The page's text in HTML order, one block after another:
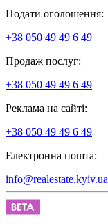
Подати оголошення:
+38 050 49 49 6 49
Продаж послуг:
+38 050 49 49 6 49
Реклама на сайті:
+38 050 49 49 6 49
Електронна пошта:
info@realestate.kyiv.ua